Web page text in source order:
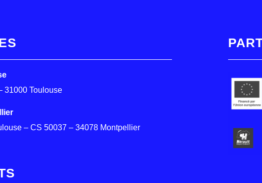
31000 Toulouse
– CS 50037 – 34078 Montpellier